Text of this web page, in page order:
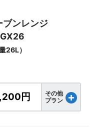
ブンレンジ
26L）
円
その他
プラン